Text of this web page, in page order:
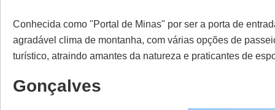
Conhecida como "Portal de Minas" por ser a porta de
agradável clima de montanha, com várias opções de
turístico, atraindo amantes da natureza e praticantes de
Gonçalves